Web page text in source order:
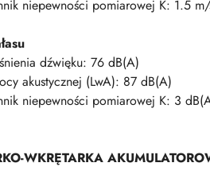
niepewności pomiarowej K: 1.5
dźwięku: 76 dB(A)
akustycznej (LwA): 87 dB(A)
niepewności pomiarowej K: 3
WKRĘTARKA